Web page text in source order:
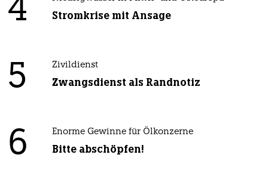
4 Stromkrise mit Ansage
5 Zivildienst
Zwangsdienst als Randnotiz
6 Enorme Gewinne für Ölkonzerne
Bitte abschöpfen!